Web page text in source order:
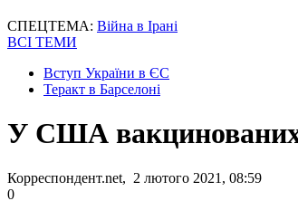
СПЕЦТЕМА: Війна в Ірані
ВСІ ТЕМИ
Вступ України в ЄС
Теракт в Барселоні
У США вакцинованих
Корреспондент.net, 2 лютого 2021, 08:59
0